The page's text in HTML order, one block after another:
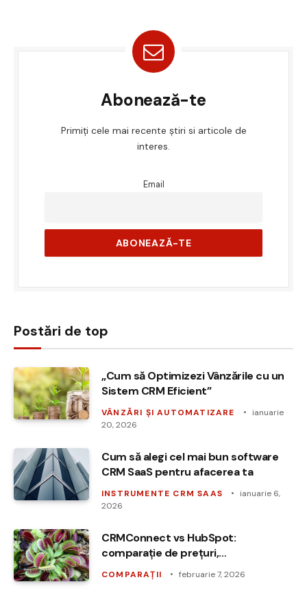
Abonează-te
Primiți cele mai recente știri si articole de
interes.
Email
Postări de top
„Cum să Optimizezi Vânzările cu un
Sistem CRM Eficient”
VÂNZĂRI ȘI AUTOMATIZARE
ianuarie
20, 2026
Cum să alegi cel mai bun software
CRM SaaS pentru afacerea ta
INSTRUMENTE CRM SAAS
ianuarie 6,
2026
CRMConnect vs HubSpot:
comparație de prețuri,
funcționalități și ușurință în utilizare
COMPARAȚII februarie 7, 2026